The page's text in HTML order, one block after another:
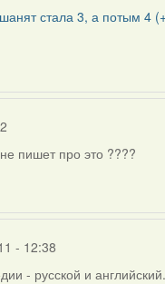
стала 3, а потым
пишет про это ????
- 12:38
- русской и